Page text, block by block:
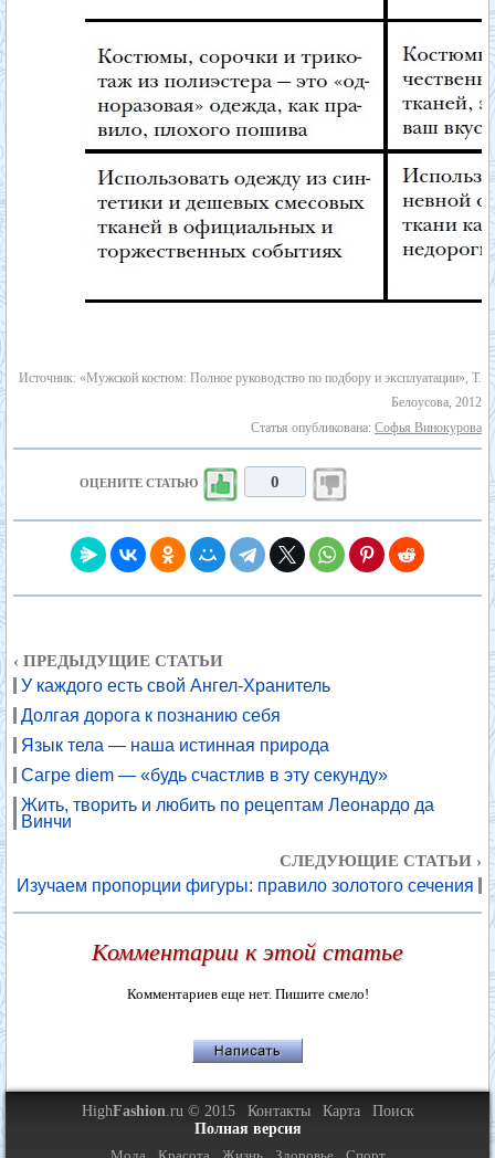
Источник: «Мужской костюм: Полное руководство по подбору и эксплуатации», Т.
Белоусова, 2012
Статья опубликована: Софья Винокурова
ОЦЕНИТЕ СТАТЬЮ 0
‹ ПРЕДЫДУЩИЕ СТАТЬИ
У каждого есть свой Ангел-Хранитель
Долгая дорога к познанию себя
Язык тела — наша истинная природа
Сагре diem — «будь счастлив в эту секунду»
Жить, творить и любить по рецептам Леонардо да
Винчи
СЛЕДУЮЩИЕ СТАТЬИ ›
Изучаем пропорции фигуры: правило золотого сечения
Комментарии к этой статье
Комментариев еще нет. Пишите смело!
HighFashion.ru © 2015 Контакты Карта
Поиск
Полная версия